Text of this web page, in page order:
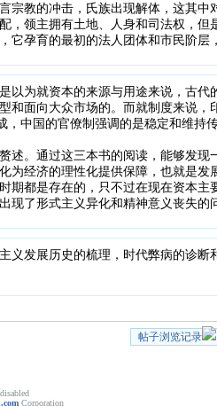
教的冲击，氏族出现解体，这其中
领主拥有土地、人身和司法权，
孕育的最初的法人团体和市民阶
为就资本的来源与用途来说，古
面向大众市场的。而就制度来说
中国的官僚制强调的是稳定和维持
。通过这三本书的阅读，能够发
经济的理性化提供保障，也就是
都是存在的，只不过在现在资本
了形式主义异化和精神意义丧失
发展历史的梳理，时代弊病的诊断
帖子浏览记录
Corporation